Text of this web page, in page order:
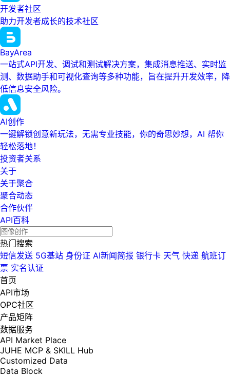
开发者社区
助力开发者成长的技术社区
BayArea
一站式API开发、调试和测试解决方案，集成消息推送、实时监
测、数据助手和可视化查询等多种功能，旨在提升开发效率，降
低信息安全风险。
AI创作
一键解锁创意新玩法，无需专业技能，你的奇思妙想，AI 帮你
轻松落地！
投资者关系
关于
关于聚合
聚合动态
合作伙伴
API百科
热门搜索
短信发送 5G基站 身份证 AI新闻简报 银行卡 天气 快递 航班订
票 实名认证
首页
API市场
OPC社区
产品矩阵
数据服务
API Market Place
JUHE MCP & SKILL Hub
Customized Data
Data Block